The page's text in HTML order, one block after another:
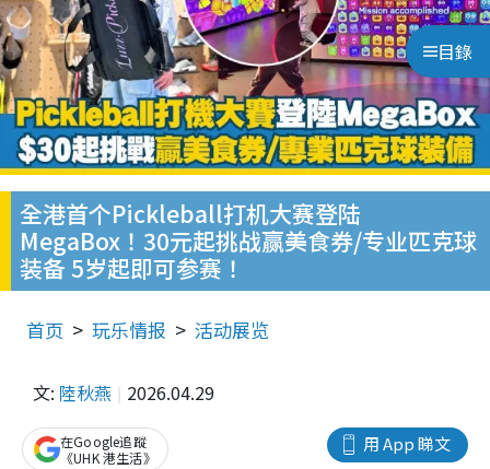
目錄
全港首个Pickleball打机大赛登陆
MegaBox！30元起挑战赢美食券/专业匹克球
装备 5岁起即可参赛！
首页 玩乐情报 活动展览
文: 陸秋燕 2026.04.29
用 App 睇文
在Google追蹤
《UHK 港生活》